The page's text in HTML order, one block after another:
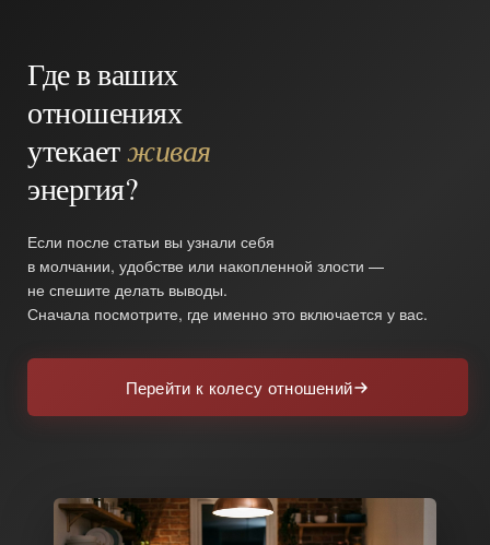
Где в ваших
отношениях
утекаетживая
энергия?
Если после статьи вы узнали себя
в молчании, удобстве или накопленной злости —
не спешите делать выводы.
Сначала посмотрите, где именно это включается у вас.
Перейти к колесу отношений